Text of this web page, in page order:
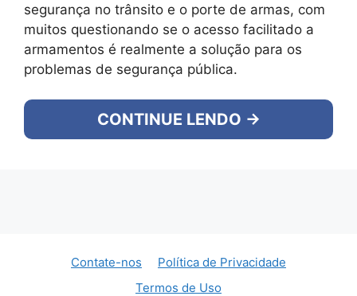
segurança no trânsito e o porte de armas, com
muitos questionando se o acesso facilitado a
armamentos é realmente a solução para os
problemas de segurança pública.
CONTINUE LENDO →
Contate-nos
Política de Privacidade
Termos de Uso